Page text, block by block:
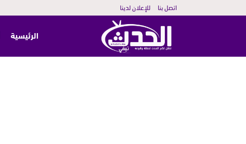
اتصل بنا للإعلان لدينا
الرئيسية